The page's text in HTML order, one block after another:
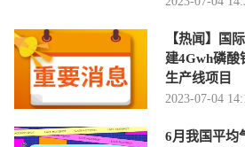
【热闻】国
建4Gwh磷酸
生产线项目
2023-07-04
6月我国平均